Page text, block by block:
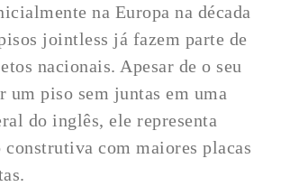
na Europa na década
jointless já fazem parte de
nacionais. Apesar de o seu
um piso sem juntas em uma
do inglês, ele representa
construtiva com maiores placas